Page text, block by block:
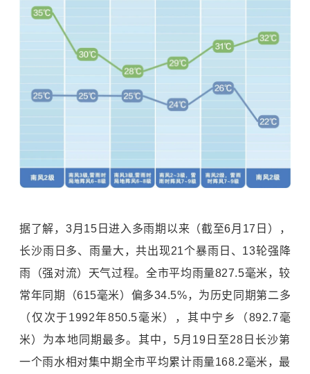
据了解，3月15日进入多雨期以来（截至6月17日），
长沙雨日多、雨量大，共出现21个暴雨日、13轮强降
雨（强对流）天气过程。全市平均雨量827.5毫米，较
常年同期（615毫米）偏多34.5%，为历史同期第二多
（仅次于1992年850.5毫米），其中宁乡（892.7毫
米）为本地同期最多。其中，5月19日至28日长沙第
一个雨水相对集中期全市平均累计雨量168.2毫米，最